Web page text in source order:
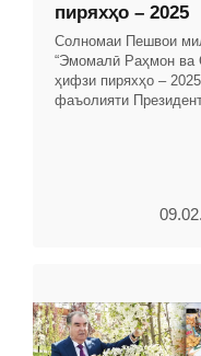
пиряхҳо – 2025
Солномаи Пешвои
“Эмомалӣ Раҳмон ва
ҳифзи пиряхҳо –
фаъолияти